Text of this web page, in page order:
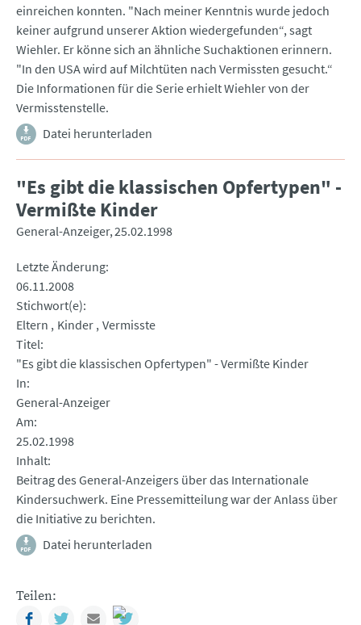
einreichen konnten. "Nach meiner Kenntnis wurde jedoch
keiner aufgrund unserer Aktion wiedergefunden“, sagt
Wiehler. Er könne sich an ähnliche Suchaktionen erinnern.
"In den USA wird auf Milchtüten nach Vermissten gesucht.“
Die Informationen für die Serie erhielt Wiehler von der
Vermisstenstelle.
Datei herunterladen
"Es gibt die klassischen Opfertypen" -
Vermißte Kinder
General-Anzeiger 25.02.1998
Letzte Änderung
06.11.2008
Stichwort(e)
Eltern
Kinder Vermisste
Titel
"Es gibt die klassischen Opfertypen" - Vermißte Kinder
In
General-Anzeiger
Am
25.02.1998
Inhalt
Beitrag des General-Anzeigers über das Internationale
Kindersuchwerk. Eine Pressemitteilung war der Anlass über
die Initiative zu berichten.
Datei herunterladen
Teilen:
FacebookTwitterMail